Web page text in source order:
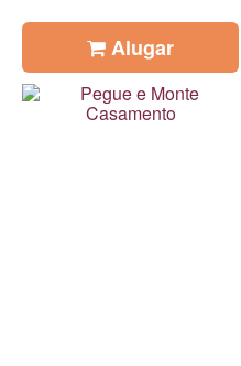
Alugar